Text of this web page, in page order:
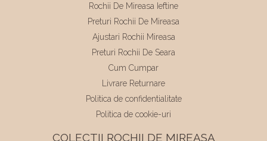
Rochii De Mireasa Ieftine
Preturi Rochii De Mireasa
Ajustari Rochii Mireasa
Preturi Rochii De Seara
Cum Cumpar
Livrare Returnare
Politica de confidentialitate
Politica de cookie-uri
COLECTII ROCHII DE MIREASA